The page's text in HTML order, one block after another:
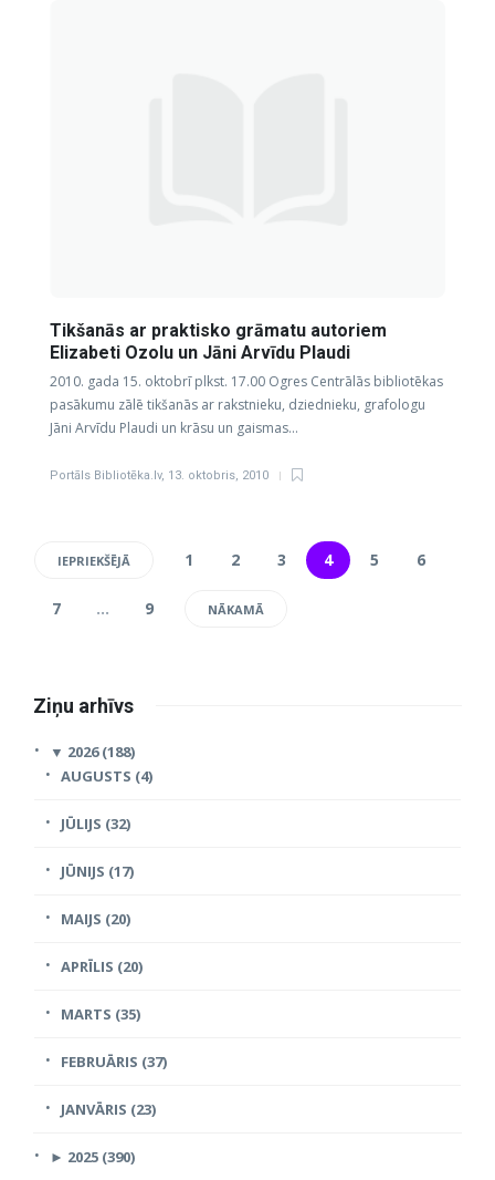
Tikšanās ar praktisko grāmatu autoriem
Elizabeti Ozolu un Jāni Arvīdu Plaudi
2010. gada 15. oktobrī plkst. 17.00 Ogres Centrālās bibliotēkas
pasākumu zālē tikšanās ar rakstnieku, dziednieku, grafologu
Jāni Arvīdu Plaudi un krāsu un gaismas…
Portāls Bibliotēka.lv, 13. oktobris, 2010
IEPRIEKŠĒJĀ 1 2 3 4 5 6
7 … 9 NĀKAMĀ
Ziņu arhīvs
▼ 2026 (188)
AUGUSTS (4)
JŪLIJS (32)
JŪNIJS (17)
MAIJS (20)
APRĪLIS (20)
MARTS (35)
FEBRUĀRIS (37)
JANVĀRIS (23)
► 2025 (390)